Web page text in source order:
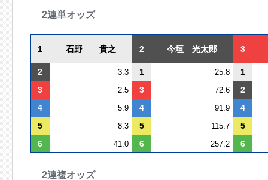
2連単オッズ
1 石野 貴之 2 今垣 光太郎 3
2 3.3 1 25.8
1
3
2.5 3 72.6
2
4
5.9 4 91.9
4
5
8.3 5 115.7
5
6
41.0 6 257.2 6
2連複オッズ